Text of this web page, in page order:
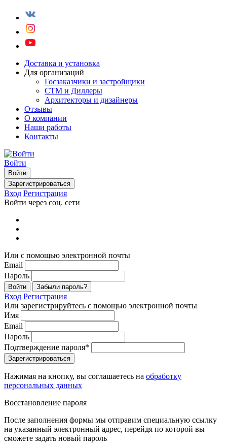
Доставка и установка
Для организаций
Госзаказчики и застройщики
СТМ и Диллеры
Архитекторы и дизайнеры
Отзывы
О компании
Наши работы
Контакты
Войти
Войти
Зарегистрироваться
Вход Регистрация
Войти через соц. сети
Или с помощью электронной почты
Email
Пароль
Войти Забыли пароль?
Вход Регистрация
Или зарегистрируйтесь с помощью электронной почты
Имя
Email
Пароль
Подтверждение пароля*
Зарегистрироваться
Нажимая на кнопку, вы соглашаетесь на обработку
персональных данных
Восстановление пароля
После заполнения формы мы отправим специальную ссылку
на указанный электронный адрес, перейдя по которой вы
сможете задать новый пароль